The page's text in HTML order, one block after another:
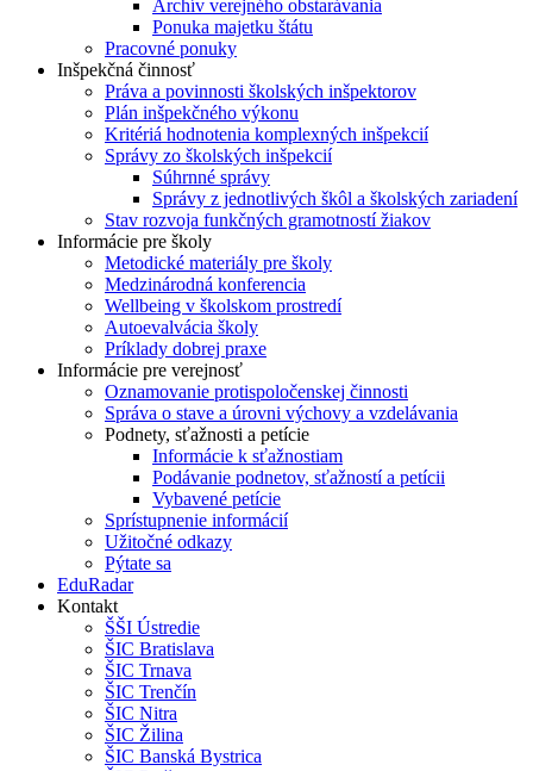
Archív verejného obstarávania
Ponuka majetku štátu
Pracovné ponuky
Inšpekčná činnosť
Práva a povinnosti školských inšpektorov
Plán inšpekčného výkonu
Kritériá hodnotenia komplexných inšpekcií
Správy zo školských inšpekcií
Súhrnné správy
Správy z jednotlivých škôl a školských zariadení
Stav rozvoja funkčných gramotností žiakov
Informácie pre školy
Metodické materiály pre školy
Medzinárodná konferencia
Wellbeing v školskom prostredí
Autoevalvácia školy
Príklady dobrej praxe
Informácie pre verejnosť
Oznamovanie protispoločenskej činnosti
Správa o stave a úrovni výchovy a vzdelávania
Podnety, sťažnosti a petície
Informácie k sťažnostiam
Podávanie podnetov, sťažností a petícii
Vybavené petície
Sprístupnenie informácií
Užitočné odkazy
Pýtate sa
EduRadar
Kontakt
ŠŠI Ústredie
ŠIC Bratislava
ŠIC Trnava
ŠIC Trenčín
ŠIC Nitra
ŠIC Žilina
ŠIC Banská Bystrica